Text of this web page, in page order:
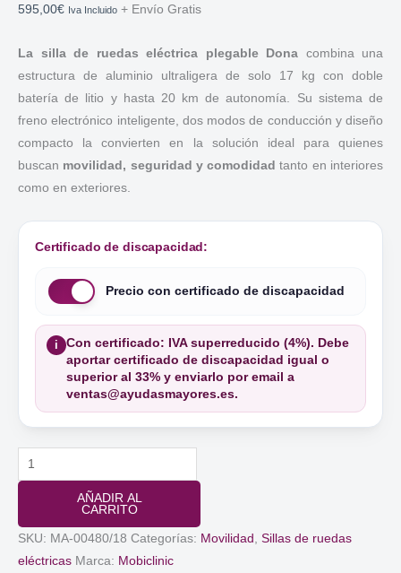
595,00€ Iva Incluido + Envío Gratis
La silla de ruedas eléctrica plegable Dona combina una
estructura de aluminio ultraligera de solo 17 kg con doble
batería de litio y hasta 20 km de autonomía. Su sistema de
freno electrónico inteligente, dos modos de conducción y diseño
compacto la convierten en la solución ideal para quienes
buscan movilidad, seguridad y comodidad tanto en interiores
como en exteriores.
Certificado de discapacidad:
Precio con certificado de discapacidad
i
Con certificado: IVA superreducido (4%). Debe
aportar certificado de discapacidad igual o
superior al 33% y enviarlo por email a
ventas@ayudasmayores.es.
Silla
de
Eléctrica
AÑADIR AL
CARRITO
SKU: MA-00480/18 Categorías: Movilidad , Sillas de ruedas
eléctricas Marca: Mobiclinic